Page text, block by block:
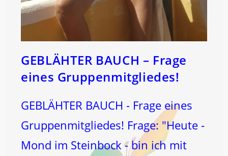
GEBLÄHTER BAUCH – Frage
eines Gruppenmitgliedes!
GEBLÄHTER BAUCH - Frage eines
Gruppenmitgliedes! Frage: "Heute -
Mond im Steinbock - bin ich mit